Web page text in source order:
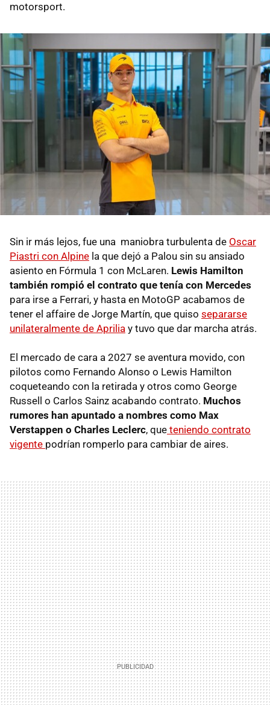
motorsport.
Sin ir más lejos, fue una maniobra turbulenta de Oscar
Piastri con Alpine la que dejó a Palou sin su ansiado
asiento en Fórmula 1 con McLaren. Lewis Hamilton
también rompió el contrato que tenía con Mercedes
para irse a Ferrari, y hasta en MotoGP acabamos de
tener el affaire de Jorge Martín, que quiso separarse
unilateralmente de Aprilia y tuvo que dar marcha atrás.
El mercado de cara a 2027 se aventura movido, con
pilotos como Fernando Alonso o Lewis Hamilton
coqueteando con la retirada y otros como George
Russell o Carlos Sainz acabando contrato. Muchos
rumores han apuntado a nombres como Max
Verstappen o Charles Leclerc, que teniendo contrato
vigente podrían romperlo para cambiar de aires.